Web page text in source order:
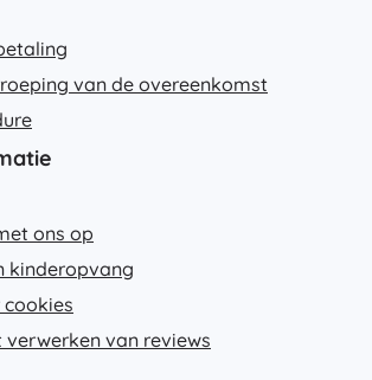
van de overeenkomst
ons op
kinderopvang
verwerken van reviews